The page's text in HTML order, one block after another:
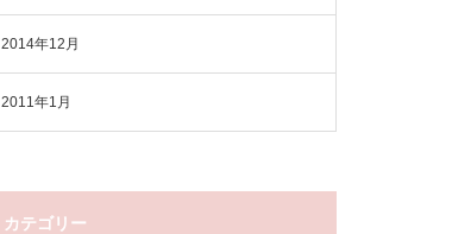
2014年12月
2011年1月
カテゴリー